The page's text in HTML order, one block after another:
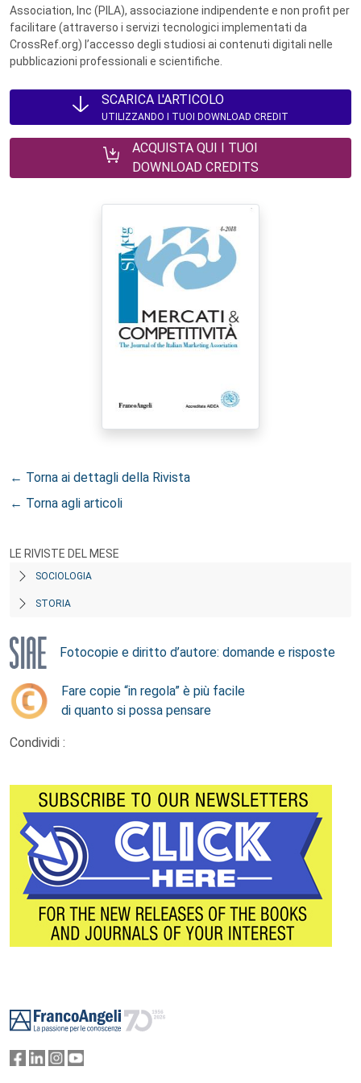
Association, Inc (PILA), associazione indipendente e non profit per
facilitare (attraverso i servizi tecnologici implementati da
CrossRef.org) l’accesso degli studiosi ai contenuti digitali nelle
pubblicazioni professionali e scientifiche.
SCARICA L'ARTICOLO
UTILIZZANDO I TUOI DOWNLOAD CREDIT
ACQUISTA QUI I TUOI
DOWNLOAD CREDITS
← Torna ai dettagli della Rivista
← Torna agli articoli
LE RIVISTE DEL MESE
SOCIOLOGIA
STORIA
Fotocopie e diritto d’autore: domande e risposte
Fare copie “in regola” è più facile
di quanto si possa pensare
Condividi :